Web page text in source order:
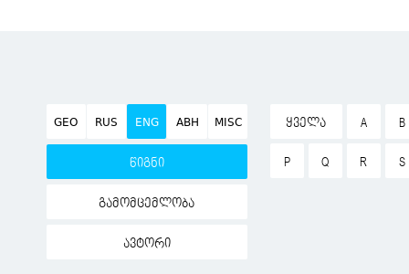
GEO RUS ENG ABH MISC
წიგნი
გამომცემლობა
ავტორი
ᲧᲕᲔᲚᲐ A B
P Q R S